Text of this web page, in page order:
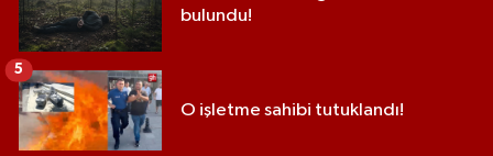
bulundu!
O işletme sahibi tutuklandı!
5